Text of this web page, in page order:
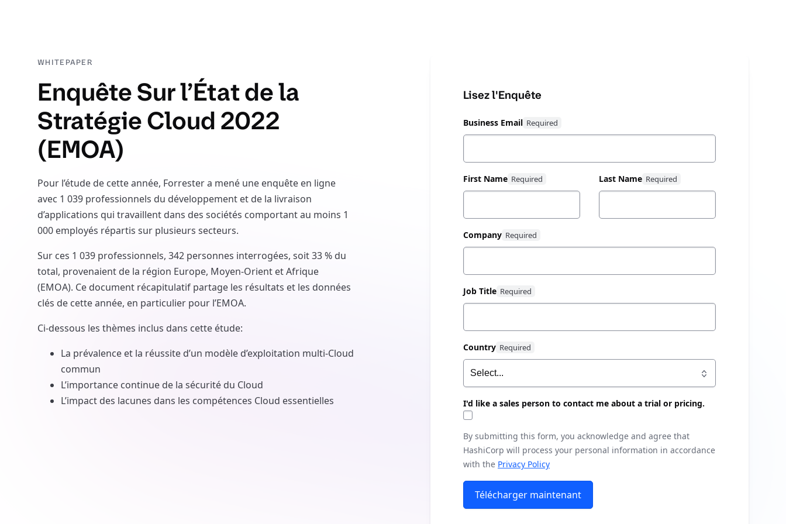
WHITEPAPER
Enquête Sur l’État de la
Stratégie Cloud 2022
(EMOA)
Pour l’étude de cette année, Forrester a mené une enquête en ligne
avec 1 039 professionnels du développement et de la livraison
d’applications qui travaillent dans des sociétés comportant au moins 1
000 employés répartis sur plusieurs secteurs.
Sur ces 1 039 professionnels, 342 personnes interrogées, soit 33 % du
total, provenaient de la région Europe, Moyen-Orient et Afrique
(EMOA). Ce document récapitulatif partage les résultats et les données
clés de cette année, en particulier pour l’EMOA.
Ci-dessous les thèmes inclus dans cette étude:
La prévalence et la réussite d’un modèle d’exploitation multi-Cloud
commun
L’importance continue de la sécurité du Cloud
L’impact des lacunes dans les compétences Cloud essentielles
Lisez l'Enquête
Business Email
First Name Last Name
Company
Job Title
Country
I'd like a sales person to contact me about a trial or pricing.
By submitting this form, you acknowledge and agree that
HashiCorp will process your personal information in accordance
with the Privacy Policy
Télécharger maintenant